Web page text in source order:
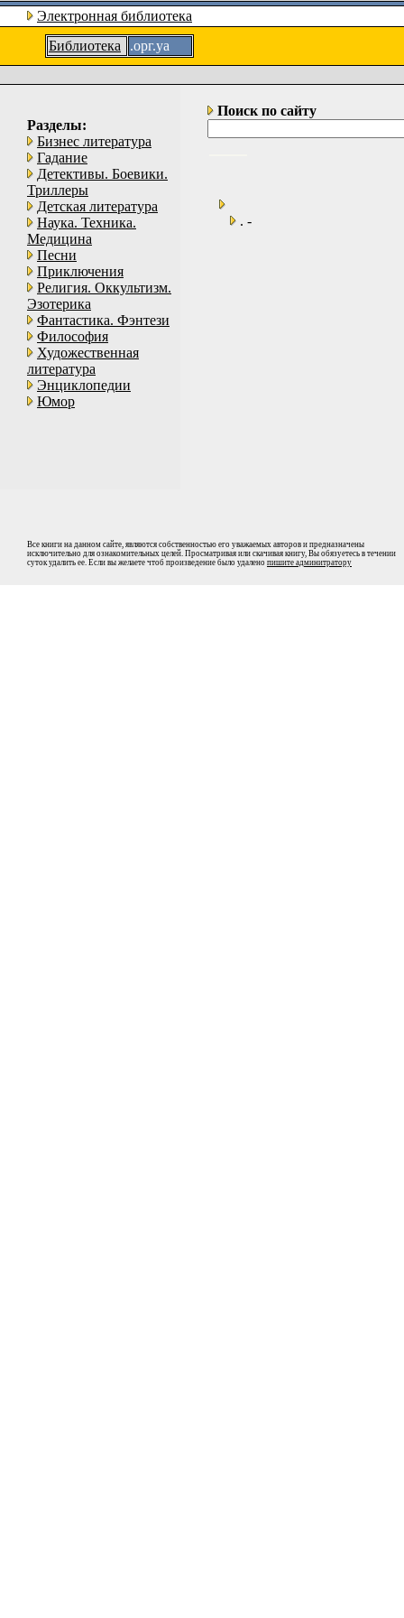
Электронная библиотека
Библиотека
.орг.уа
Разделы:
Бизнес литература
Гадание
Детективы. Боевики.
Триллеры
Детская литература
Наука. Техника.
Медицина
Песни
Приключения
Религия. Оккультизм.
Эзотерика
Фантастика. Фэнтези
Философия
Художественная
литература
Энциклопедии
Юмор
Поиск по сайту
. -
Все книги на данном сайте, являются собственностью его уважаемых авторов и предназначены
исключительно для ознакомительных целей. Просматривая или скачивая книгу, Вы обязуетесь в течении
суток удалить ее. Если вы желаете чтоб произведение было удалено пишите админитратору